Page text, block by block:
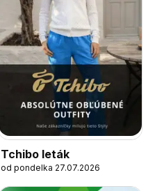
Tchibo leták
od pondelka 27.07.2026